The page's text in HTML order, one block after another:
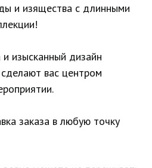
и изящества с длинными
изысканный дизайн
вас центром
заказа в любую точку